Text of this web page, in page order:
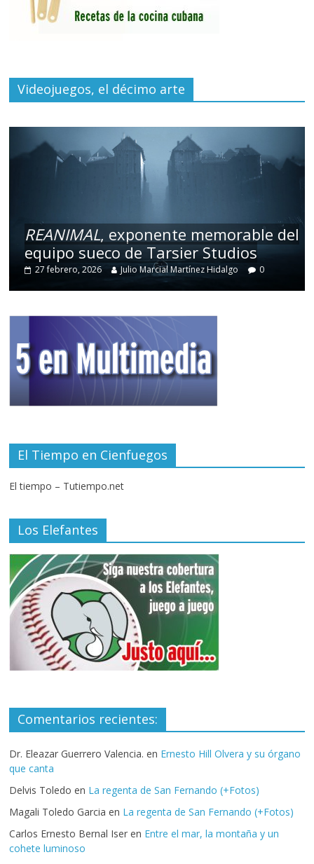
Videojuegos, el décimo arte
REANIMAL, exponente memorable del
equipo sueco de Tarsier Studios
27 febrero, 2026 Julio Marcial Martínez Hidalgo 0
El Tiempo en Cienfuegos
El tiempo – Tutiempo.net
Los Elefantes
Comentarios recientes:
Dr. Eleazar Guerrero Valencia. en Ernesto Hill Olvera y su órgano
que canta
Delvis Toledo en La regenta de San Fernando (+Fotos)
Magali Toledo Garcia en La regenta de San Fernando (+Fotos)
Carlos Ernesto Bernal Iser en Entre el mar, la montaña y un
cohete luminoso